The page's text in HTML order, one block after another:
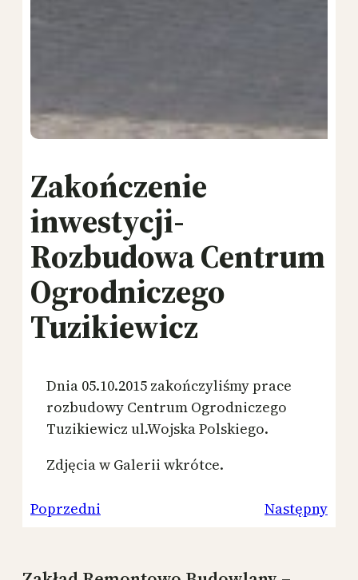
Zakończenie
inwestycji-
Rozbudowa Centrum
Ogrodniczego
Tuzikiewicz
Dnia 05.10.2015 zakończyliśmy prace
rozbudowy Centrum Ogrodniczego
Tuzikiewicz ul.Wojska Polskiego.
Zdjęcia w Galerii wkrótce.
Poprzedni Następny